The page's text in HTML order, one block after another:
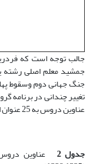
جالب توجه است که
جمشید معلم اصلی رشته
جنگ جهانی دوم وسقوط
تغییر چندانی در برنامه
عناوین دروس به 25 عنوان افزایش یافت و شامل جدول زیر گردید:
جدول 2 عناوین